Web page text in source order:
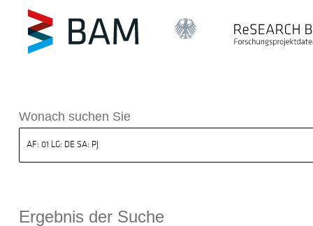
BAM
Wonach suchen Sie
Ergebnis der Suche